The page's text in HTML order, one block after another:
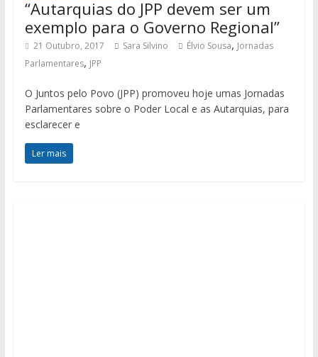
“Autarquias do JPP devem ser um
exemplo para o Governo Regional”
21 Outubro, 2017 Sara Silvino Élvio Sousa, Jornadas
Parlamentares, JPP
O Juntos pelo Povo (JPP) promoveu hoje umas Jornadas
Parlamentares sobre o Poder Local e as Autarquias, para
esclarecer e
Ler mais